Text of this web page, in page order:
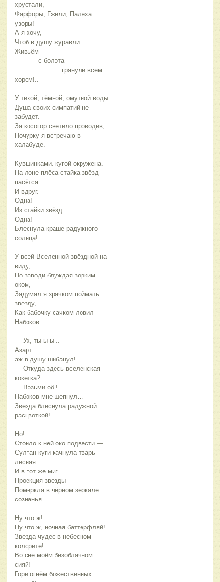
хрустали,
Фарфоры, Гжели, Палеха
узоры!
А я хочу,
Чтоб в душу журавли
Живьём
            с болота
хором!..
Душа своих симпатий не
забудет.
За косогор светило проводив,
Ночурку я встречаю в
халабуде.
Кувшинками, кугой окружена,
На лоне плёса стайка звёзд
пасётся…
И вдруг,
Одна!
Из стайки звёзд
Одна!
Блеснула краше радужного
солнца!
У всей Вселенной звёздной на
виду,
По заводи блуждая зорким
оком,
Задумал я зрачком поймать
звезду,
Как бабочку сачком ловил
Набоков.
— Ух, ты-ы-ы!..
Азарт
аж в душу шибанул!
— Откуда здесь вселенская
кокетка?
— Возьми её ! —
Набоков мне шепнул…
Звезда блеснула радужной
расцветкой!
Но!..
Стоило к ней око подвести —
Султан куги качнула тварь
лесная.
И в тот же миг
Проекция звезды
Померкла в чёрном зеркале
сознанья.
Ну что ж!
Ну что ж, ночная баттерфляй!
Звезда чудес в небесном
колорите!
Во сне моём безоблачном
сияй!
Гори огнём божественных